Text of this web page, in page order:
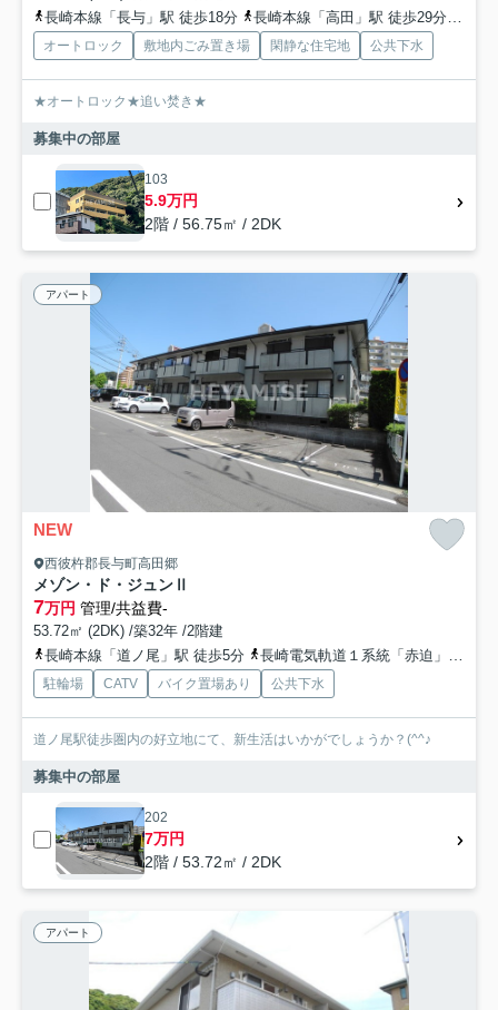
長崎本線「長与」駅 徒歩18分
長崎本線「高田」駅 徒歩29分
オートロック 敷地内ごみ置き場 閑静な住宅地 公共下水
★オートロック★追い焚き★
募集中の部屋
103
5.9万円
2階 / 56.75㎡ / 2DK
アパート
NEW
西彼杵郡長与町高田郷
メゾン・ド・ジュンⅡ
7万円 管理/共益費-
53.72㎡ (2DK) /築32年 /2階建
長崎本線「道ノ尾」駅 徒歩5分
長崎電気軌道１系統「赤迫」駅 徒歩15分
駐輪場 CATV バイク置場あり 公共下水
道ノ尾駅徒歩圏内の好立地にて、新生活はいかがでしょうか？(^^♪
募集中の部屋
202
7万円
2階 / 53.72㎡ / 2DK
アパート